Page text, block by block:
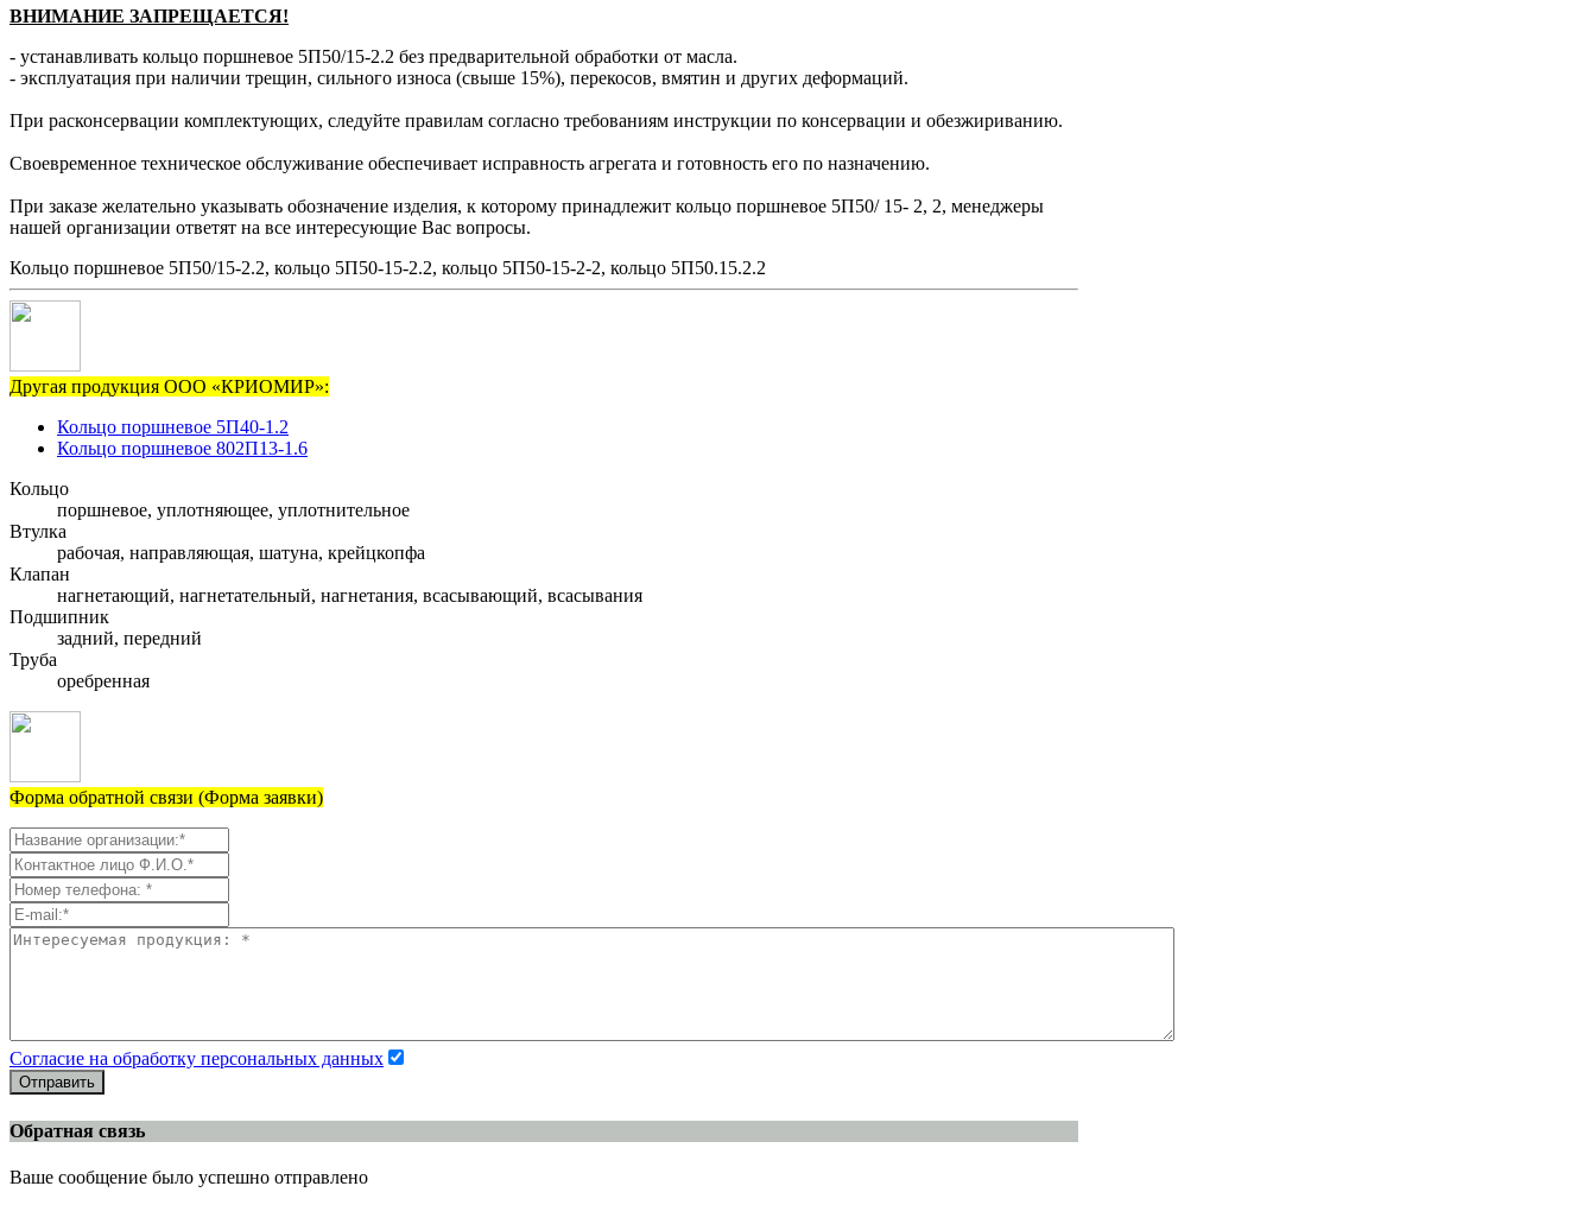
ВНИМАНИЕ ЗАПРЕЩАЕТСЯ!
- устанавливать кольцо поршневое 5П50/15-2.2 без предварительной обработки от масла.
- эксплуатация при наличии трещин, сильного износа (свыше 15%), перекосов, вмятин и других деформаций.
При расконсервации комплектующих, следуйте правилам согласно требованиям инструкции по консервации и обезжириванию.
Своевременное техническое обслуживание обеспечивает исправность агрегата и готовность его по назначению.
При заказе желательно указывать обозначение изделия, к которому принадлежит кольцо поршневое 5П50/ 15- 2, 2, менеджеры
нашей организации ответят на все интересующие Вас вопросы.
Кольцо поршневое 5П50/15-2.2, кольцо 5П50-15-2.2, кольцо 5П50-15-2-2, кольцо 5П50.15.2.2
Другая продукция ООО «КРИОМИР»:
Кольцо поршневое 5П40-1.2
Кольцо поршневое 802П13-1.6
Кольцо
поршневое, уплотняющее, уплотнительное
Втулка
рабочая, направляющая, шатуна, крейцкопфа
Клапан
нагнетающий, нагнетательный, нагнетания, всасывающий, всасывания
Подшипник
задний, передний
Труба
оребренная
Форма обратной связи (Форма заявки)
Согласие на обработку персональных данных
Отправить
Обратная связь
Ваше сообщение было успешно отправлено